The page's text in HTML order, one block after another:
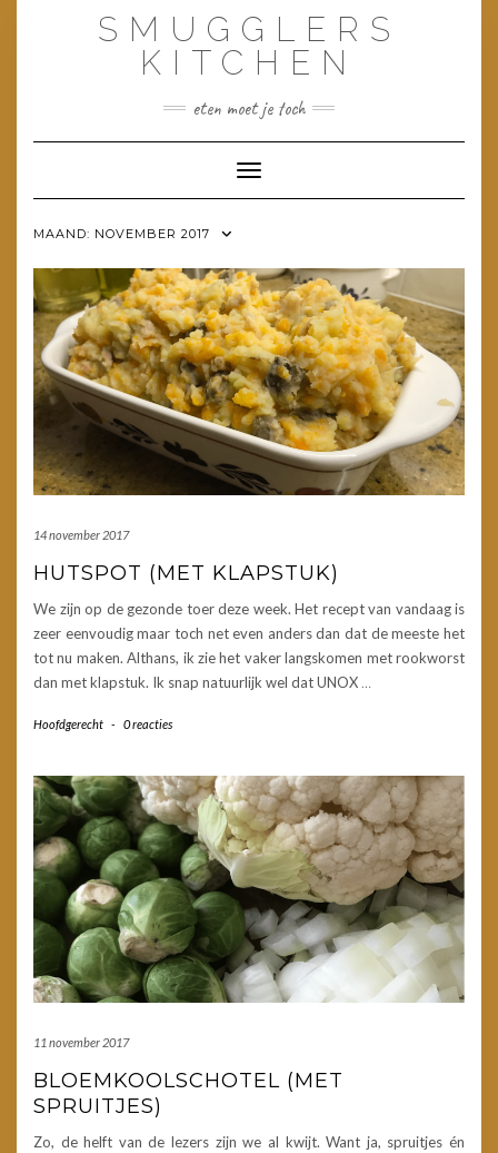
SMUGGLERS
KITCHEN
eten moet je toch
Toggle navigatie
MAAND: NOVEMBER 2017
14 november 2017
HUTSPOT (MET KLAPSTUK)
We zijn op de gezonde toer deze week. Het recept van vandaag is
zeer eenvoudig maar toch net even anders dan dat de meeste het
tot nu maken. Althans, ik zie het vaker langskomen met rookworst
dan met klapstuk. Ik snap natuurlijk wel dat UNOX…
Hoofdgerecht - 0 reacties
11 november 2017
BLOEMKOOLSCHOTEL (MET
SPRUITJES)
Zo, de helft van de lezers zijn we al kwijt. Want ja, spruitjes én